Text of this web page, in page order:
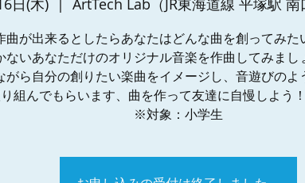
日(木)
  |
ArtTech Lab（JR東海道線 平塚駅 南
曲が出来るとしたらあなたはどんな曲を創ってみた
ないあなただけのオリジナル音楽を作曲してみまし
がら自分の創りたい楽曲をイメージし、音遊びのよ
組んでもらいます、曲を作って友達に自慢しよう
※対象：小学生